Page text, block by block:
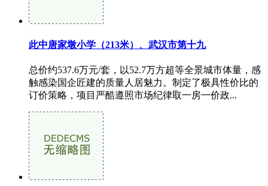
此中唐家墩小学（213米）、武汉市第十九
总价约537.6万元/套，以52.7万方超等全景城市体量，感
触感染国企匠建的质量人居魅力。制定了极具性价比的
订价策略，项目严酷遵照市场纪律取一房一价政...